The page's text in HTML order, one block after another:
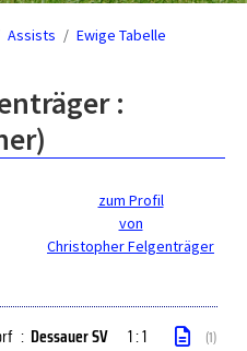
Assists
Ewige Tabelle
:
zum Profil
von
Christopher Felgenträger
: Dessauer SV 1 : 1 (1)